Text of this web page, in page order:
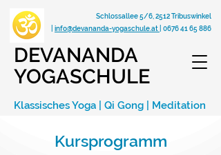
DEVANANDA
YOGASCHULE
Schlossallee 5/6, 2512 Tribuswinkel
info@devananda-yogaschule.at 0676 41 65 886
Klassisches Yoga | Qi Gong | Meditation
Kursprogramm